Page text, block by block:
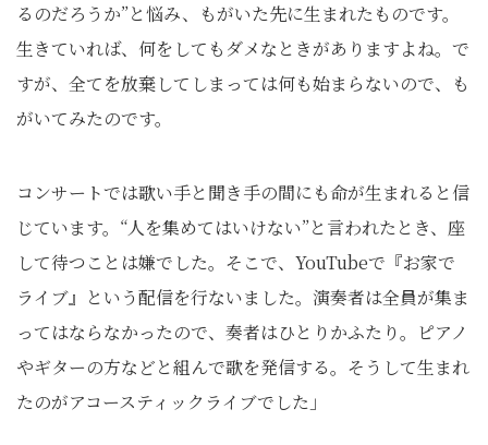
るのだろうか”と悩み、もがいた先に生まれたものです。
生きていれば、何をしてもダメなときがありますよね。で
すが、全てを放棄してしまっては何も始まらないので、も
がいてみたのです。
コンサートでは歌い手と聞き手の間にも命が生まれると信
じています。“人を集めてはいけない”と言われたとき、座
して待つことは嫌でした。そこで、YouTubeで『お家で
ライブ』という配信を行ないました。演奏者は全員が集ま
ってはならなかったので、奏者はひとりかふたり。ピアノ
やギターの方などと組んで歌を発信する。そうして生まれ
たのがアコースティックライブでした」